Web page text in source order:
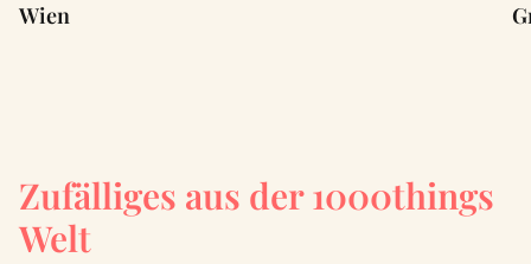
Wien
Zufälliges aus der 1000things
Welt